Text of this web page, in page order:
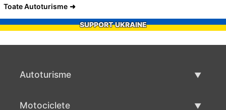
Toate Autoturisme
SUPPORT UKRAINE
Autoturisme
Motociclete